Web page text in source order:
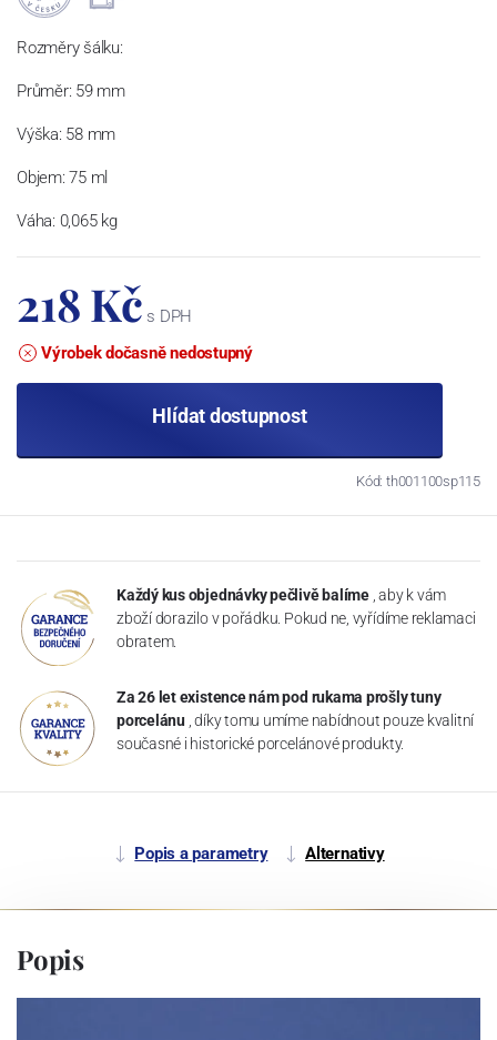
Rozměry šálku:
Průměr: 59 mm
Výška: 58 mm
Objem: 75 ml
Váha: 0,065 kg
218 Kč s DPH
Výrobek dočasně nedostupný
Hlídat dostupnost
Kód: th001100sp115
Každý kus objednávky pečlivě balíme , aby k vám
zboží dorazilo v pořádku. Pokud ne, vyřídíme reklamaci
obratem.
Za 26 let existence nám pod rukama prošly tuny
porcelánu , díky tomu umíme nabídnout pouze kvalitní
současné i historické porcelánové produkty.
Popis a parametry Alternativy
Popis